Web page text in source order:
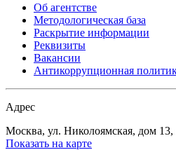
Об агентстве
Методологическая база
Раскрытие информации
Реквизиты
Вакансии
Антикоррупционная
Адрес
Москва, ул. Николоямская, дом 13,
Показать на карте